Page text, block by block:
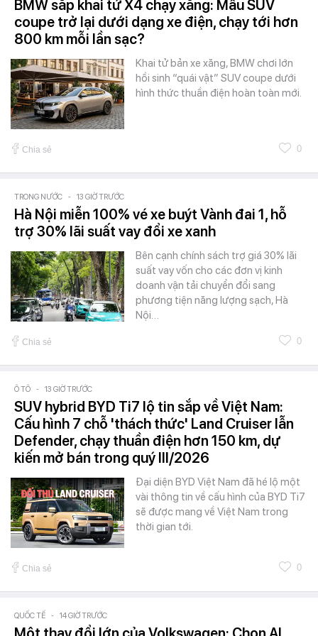
BMW sắp khai tử X4 chạy xăng: Mẫu SUV
coupe trở lại dưới dạng xe điện, chạy tới hơn
800 km mỗi lần sạc?
Khai tử bản xe xăng, BMW chơi lớn
hồi sinh “quái vật” SUV coupe dưới
hình thức thuần điện hoàn toàn mới.
Chia sẻ 0
TRONG NƯỚC - 13 GIỜ TRƯỚC
Hà Nội miễn 100% vé xe buýt Vành đai 1, hỗ
trợ 30% lãi suất vay đổi xe xanh
Bên cạnh chính sách trợ giá 30% lãi
suất vay vốn cho các đơn vị kinh
doanh vận tải chuyển đổi sang
phương tiện năng lượng sạch, Hà
Nội…
Chia sẻ 0
Ô TÔ - 13 GIỜ TRƯỚC
SUV hybrid BYD Ti7 lộ tin sắp về Việt Nam:
Cấu hình 7 chỗ 'thách thức' Land Cruiser lẫn
Defender, chạy thuần điện hơn 150 km, dự
kiến mở bán trong quý III/2026
Đại diện BYD Việt Nam đã hé lộ một
vài thông tin về cấu hình của BYD Ti7
sẽ được mang về Việt Nam trong
thời gian tới.
Chia sẻ 0
QUỐC TẾ - 14 GIỜ TRƯỚC